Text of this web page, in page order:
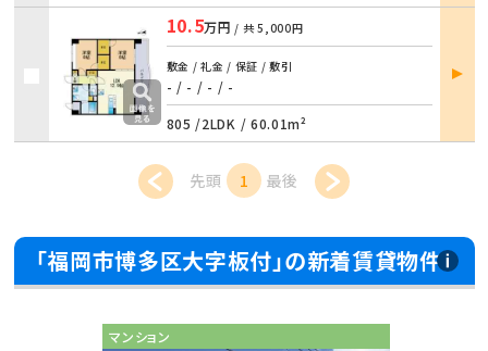
10.5万円 / 共5,000円
敷金 / 礼金 / 保証 / 敷引
- / - / - / -
805 /2LDK / 60.01m²
部屋
詳細
先頭 1 最後
「福岡市博多区大字板付」の新着賃貸物件
マンション